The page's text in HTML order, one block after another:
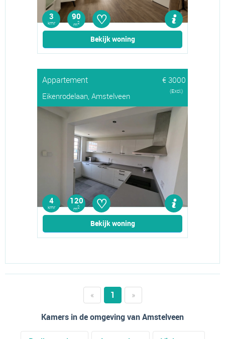
3
kmr
90
m2 ♡
Bekijk woning
Appartement
€ 3000
Eikenrodelaan, Amstelveen
(Excl.)
4
kmr
120
m2 ♡
Bekijk woning
« 1
»
Kamers in de omgeving van Amstelveen